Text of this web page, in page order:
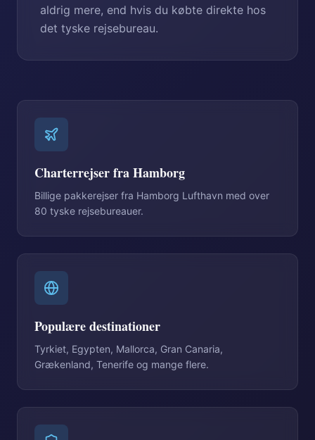
aldrig mere, end hvis du købte direkte hos
det tyske rejsebureau.
Charterrejser fra Hamborg
Billige pakkerejser fra Hamborg Lufthavn med over
80 tyske rejsebureauer.
Populære destinationer
Tyrkiet, Egypten, Mallorca, Gran Canaria,
Grækenland, Tenerife og mange flere.